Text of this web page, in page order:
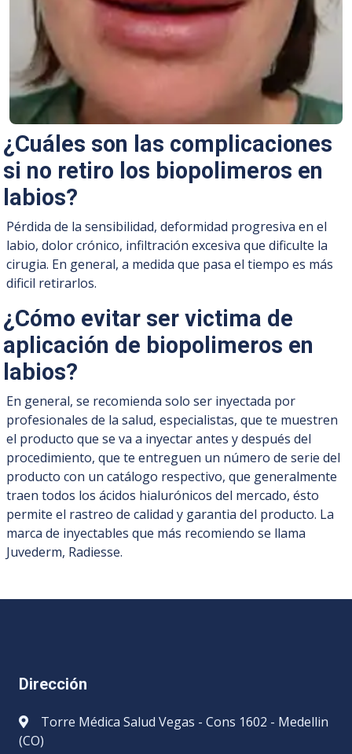
¿Cuáles son las complicaciones
si no retiro los biopolimeros en
labios?
Pérdida de la sensibilidad, deformidad progresiva en el
labio, dolor crónico, infiltración excesiva que dificulte la
cirugia. En general, a medida que pasa el tiempo es más
dificil retirarlos.
¿Cómo evitar ser victima de
aplicación de biopolimeros en
labios?
En general, se recomienda solo ser inyectada por
profesionales de la salud, especialistas, que te muestren
el producto que se va a inyectar antes y después del
procedimiento, que te entreguen un número de serie del
producto con un catálogo respectivo, que generalmente
traen todos los ácidos hialurónicos del mercado, ésto
permite el rastreo de calidad y garantia del producto. La
marca de inyectables que más recomiendo se llama
Juvederm, Radiesse.
Dirección
Torre Médica Salud Vegas - Cons 1602 - Medellin
(CO)